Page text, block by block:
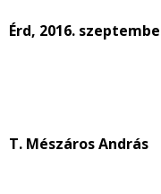
Érd, 2016.
T. Mészáros András